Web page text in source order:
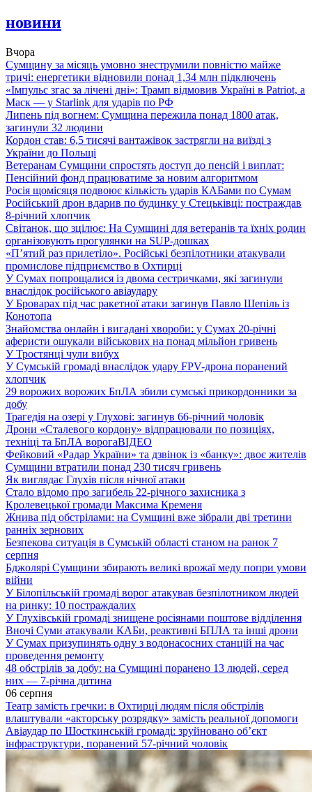
новини
Вчора
Сумщину за місяць умовно знеструмили повністю майже
тричі: енергетики відновили понад 1,34 млн підключень
«Імпульс згас за лічені дні»: Трамп відмовив Україні в Patriot, а
Маск — у Starlink для ударів по РФ
Липень під вогнем: Сумщина пережила понад 1800 атак,
загинули 32 людини
Кордон став: 6,5 тисячі вантажівок застрягли на виїзді з
України до Польщі
Ветеранам Сумщини спростять доступ до пенсій і виплат:
Пенсійний фонд працюватиме за новим алгоритмом
Росія щомісяця подвоює кількість ударів КАБами по Сумам
Російський дрон вдарив по будинку у Стецьківці: постраждав
8-річний хлопчик
Світанок, що зцілює: На Сумщині для ветеранів та їхніх родин
організовують прогулянки на SUP-дошках
«П’ятий раз прилетіло». Російські безпілотники атакували
промислове підприємство в Охтирці
У Сумах попрощалися із двома сестричками, які загинули
внаслідок російського авіаудару
У Броварах під час ракетної атаки загинув Павло Шепіль із
Конотопа
Знайомства онлайн і вигадані хвороби: у Сумах 20-річні
аферисти ошукали військових на понад мільйон гривень
У Тростянці чули вибух
У Сумській громаді внаслідок удару FPV-дрона поранений
хлопчик
29 ворожих ворожих БпЛА збили сумські прикордонники за
добу
Трагедія на озері у Глухові: загинув 66-річний чоловік
Дрони «Сталевого кордону» відпрацювали по позиціях,
техніці та БпЛА ворогаВІДЕО
Фейковий «Радар України» та дзвінок із «банку»: двоє жителів
Сумщини втратили понад 230 тисяч гривень
Як виглядає Глухів після нічної атаки
Стало відомо про загибель 22-річного захисника з
Кролевецької громади Максима Кременя
Жнива під обстрілами: на Сумщині вже зібрали дві третини
ранніх зернових
Безпекова ситуація в Сумській області станом на ранок 7
серпня
Бджолярі Сумщини збирають великі врожаї меду попри умови
війни
У Білопільській громаді ворог атакував безпілотником людей
на ринку: 10 постраждалих
У Глухівській громаді знищене росіянами поштове відділення
Вночі Суми атакували КАБи, реактивні БПЛА та інші дрони
У Сумах призупинять одну з водонасосних станцій на час
проведення ремонту
48 обстрілів за добу: на Сумщині поранено 13 людей, серед
них — 7-річна дитина
06 серпня
Театр замість гречки: в Охтирці людям після обстрілів
влаштували «акторську розрядку» замість реальної допомоги
Авіаудар по Шосткинській громаді: зруйновано об’єкт
інфраструктури, поранений 57-річний чоловік